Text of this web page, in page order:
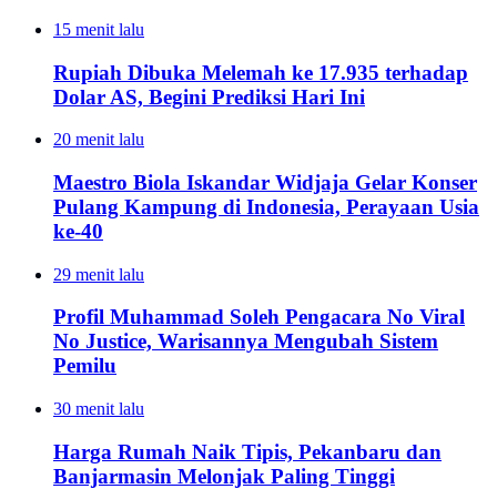
15 menit lalu
Rupiah Dibuka Melemah ke 17.935 terhadap
Dolar AS, Begini Prediksi Hari Ini
20 menit lalu
Maestro Biola Iskandar Widjaja Gelar Konser
Pulang Kampung di Indonesia, Perayaan Usia
ke-40
29 menit lalu
Profil Muhammad Soleh Pengacara No Viral
No Justice, Warisannya Mengubah Sistem
Pemilu
30 menit lalu
Harga Rumah Naik Tipis, Pekanbaru dan
Banjarmasin Melonjak Paling Tinggi